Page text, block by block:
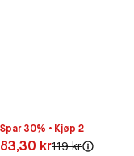
Spar 30% • Kjøp 2
Pris: 83,30 kr
83,30 krOriginal pris:
119 kr